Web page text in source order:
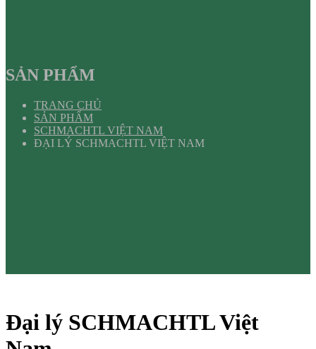
SẢN PHẨM
TRANG CHỦ
SẢN PHẨM
SCHMACHTL VIỆT NAM
ĐẠI LÝ SCHMACHTL VIỆT NAM
Đại lý SCHMACHTL Việt